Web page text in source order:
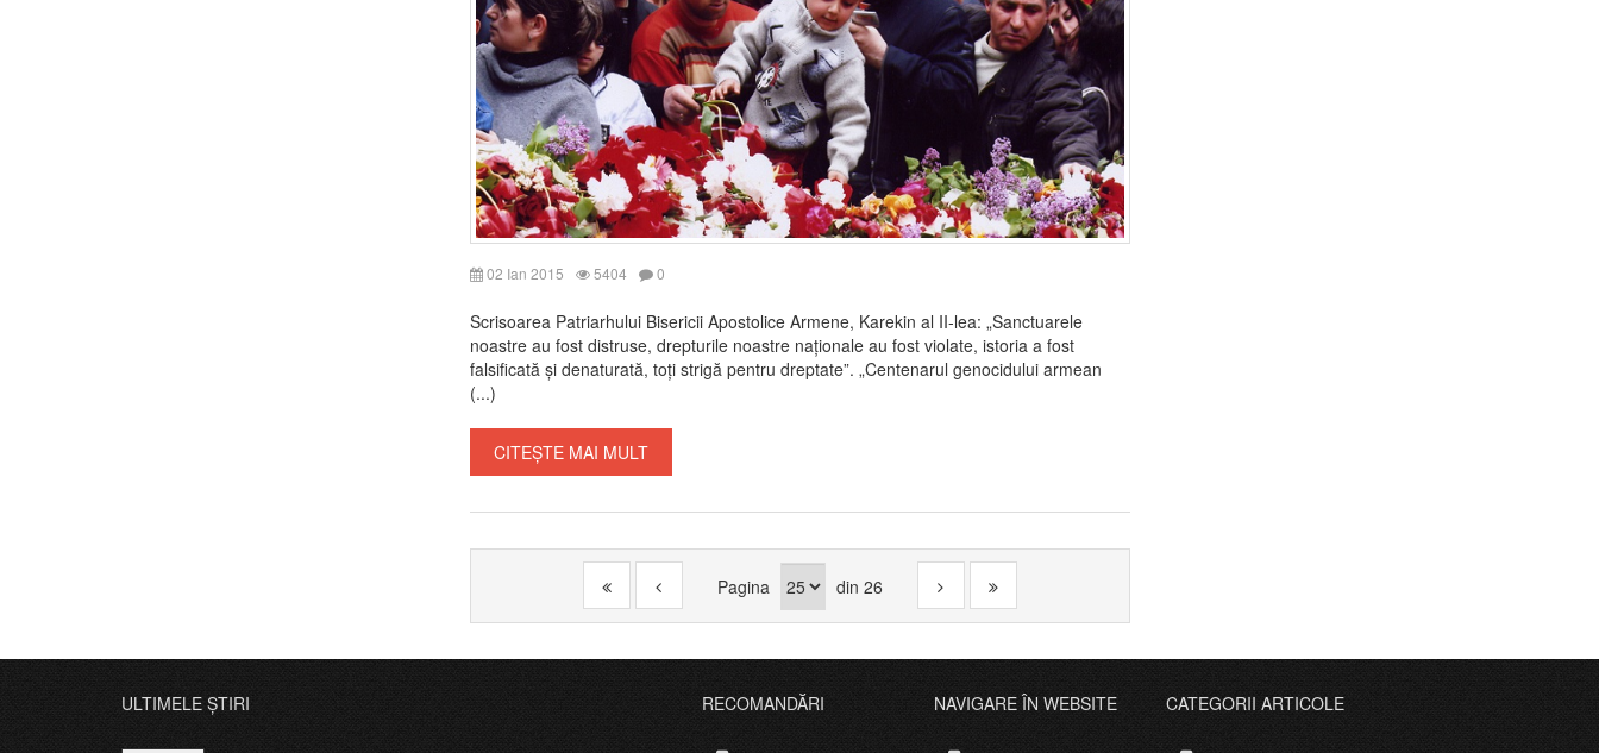
02 Ian 2015 5404 0
Scrisoarea Patriarhului Bisericii Apostolice Armene, Karekin al II-lea: „Sanctuarele
noastre au fost distruse, drepturile noastre naționale au fost violate, istoria a fost
falsificată și denaturată, toți strigă pentru dreptate”. „Centenarul genocidului armean
(...)
CITEȘTE MAI MULT
Pagina din 26
ULTIMELE ȘTIRI RECOMANDĂRI NAVIGARE ÎN WEBSITE CATEGORII ARTICOLE